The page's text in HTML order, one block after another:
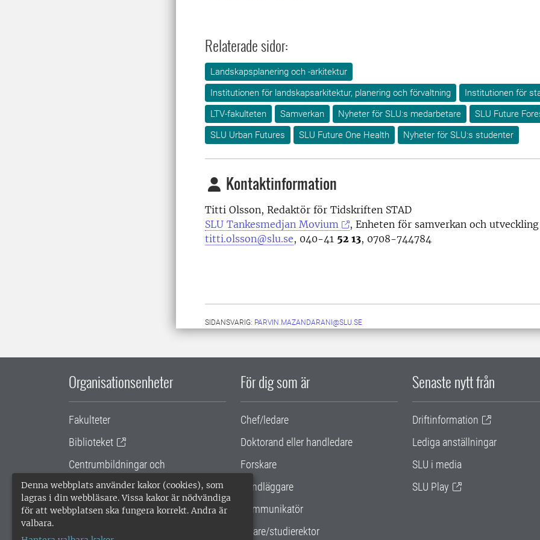
Denna webbplats använder kakor (cookies), som
lagras i din webbläsare. Vissa kakor är nödvändiga
för att webbplatsen ska fungera korrekt. Andra är
valbara.
Relaterade sidor:
Landskapsplanering och -arkitektur
Institutionen för landskapsarkitektur, planering och förvaltning
Institutionen för
LTV-fakulteten
Samverkan Nyheter för SLU:s medarbetare
SLU Future
SLU Urban Futures
SLU Future One Health Nyheter för SLU:s studenter
Kontaktinformation
Titti Olsson, Redaktör för Tidskriften STAD
SLU Tankesmedjan Movium
, Enheten för samverkan och utveckling
titti.olsson@slu.se, 040-41 52 13, 0708-744784
SIDANSVARIG: PARVIN.MAZANDARANI@SLU.SE
Organisationsenheter
Fakulteter
Biblioteket
Centrumbildningar och
samarbetsprojekt
Gemensamma verksamhetsstödet
För dig som är
Chef/ledare
Doktorand eller handledare
Forskare
Handläggare
Kommunikatör
Lärare/studierektor
Senaste nytt från
Driftinformation
Lediga anställningar
SLU i media
SLU Play